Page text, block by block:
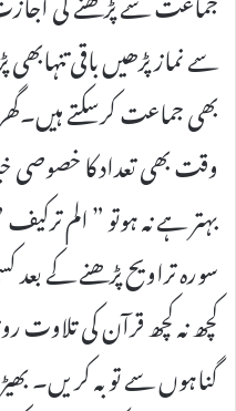
سے نماز پڑھیں باقی
بھی جماعت کرسکتے
وقت بھی تعداد کا خصوصی
بہتر ہے نہ ہوتو ” الم
سورہ تراویح پڑھنے کے
کچھ نہ کچھ قرآن کی تلاوت
گناہوں سے توبہ کریں۔